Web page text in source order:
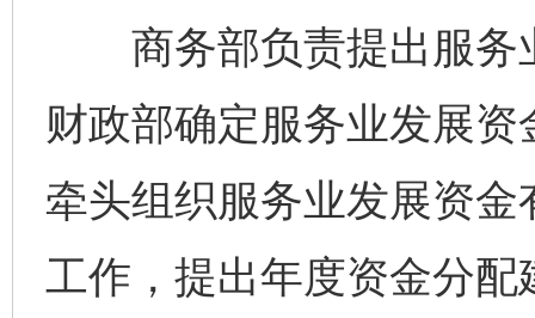
商务部负责提出服务
财政部确定服务业发展
牵头组织服务业发展资
工作，提出年度资金分